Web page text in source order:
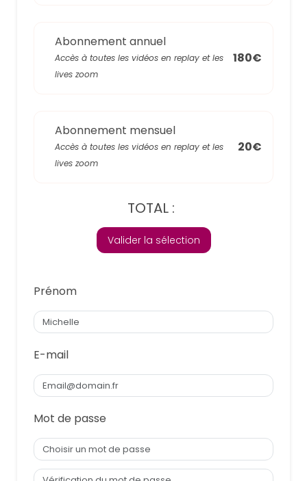
Abonnement annuel
Accès à toutes les vidéos en replay et les
lives zoom
180€
Abonnement mensuel
Accès à toutes les vidéos en replay et les
lives zoom
20€
TOTAL :
Valider la sélection
Prénom
E-mail
Mot de passe